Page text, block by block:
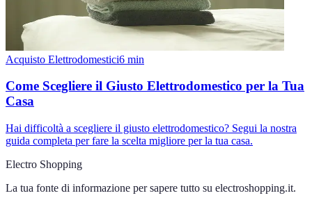
Acquisto Elettrodomestici6 min
Come Scegliere il Giusto Elettrodomestico per la Tua
Casa
Hai difficoltà a scegliere il giusto elettrodomestico? Segui la nostra
guida completa per fare la scelta migliore per la tua casa.
Electro Shopping
La tua fonte di informazione per sapere tutto su electroshopping.it.